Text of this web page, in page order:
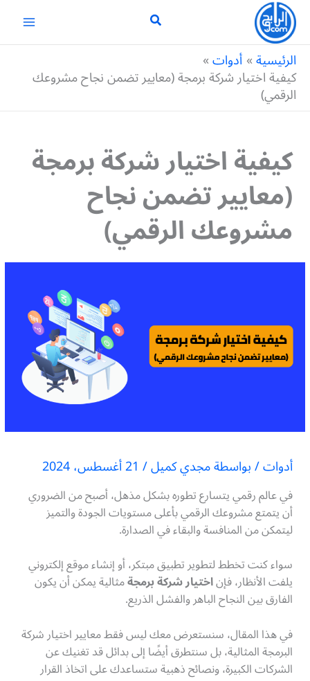
تخطي
المحتوى
الرئيسية أدوات
كيفية اختيار شركة برمجة (معايير تضمن نجاح مشروعك
الرقمي)
كيفية اختيار شركة برمجة
(معايير تضمن نجاح
مشروعك الرقمي)
أدوات/ بواسطةمجدي كميل/ 21 أغسطس، 2024
في عالم رقمي يتسارع تطوره بشكل مذهل، أصبح من الضروري
أن يتمتع مشروعك الرقمي بأعلى مستويات الجودة والتميز
ليتمكن من المنافسة والبقاء في الصدارة.
سواء كنت تخطط لتطوير تطبيق مبتكر، أو إنشاء موقع إلكتروني
يلفت الأنظار، فإناختيار شركة برمجةمثالية يمكن أن يكون
الفارق بين النجاح الباهر والفشل الذريع.
في هذا المقال، سنستعرض معك ليس فقط معايير اختيار شركة
البرمجة المثالية، بل سنتطرق أيضًا إلى بدائل قد تغنيك عن
الشركات الكبيرة، ونصائح ذهبية ستساعدك على اتخاذ القرار